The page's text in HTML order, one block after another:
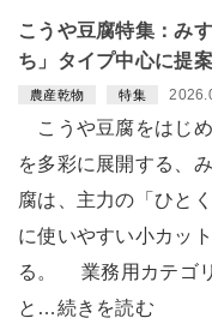
こうや豆腐特集：み
ち」タイプ中心に提案
農産乾物 特集
こうや豆腐をはじ
を多彩に展開する、
腐は、主力の「ひと
に使いやすい小カッ
る。 業務用カテゴ
と…続きを読む